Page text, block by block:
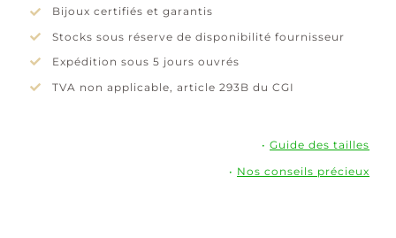
Bijoux certifiés et garantis
Stocks sous réserve de disponibilité fournisseur
Expédition sous 5 jours ouvrés
TVA non applicable, article 293B du CGI
•Guide des tailles
• Nos conseils précieux